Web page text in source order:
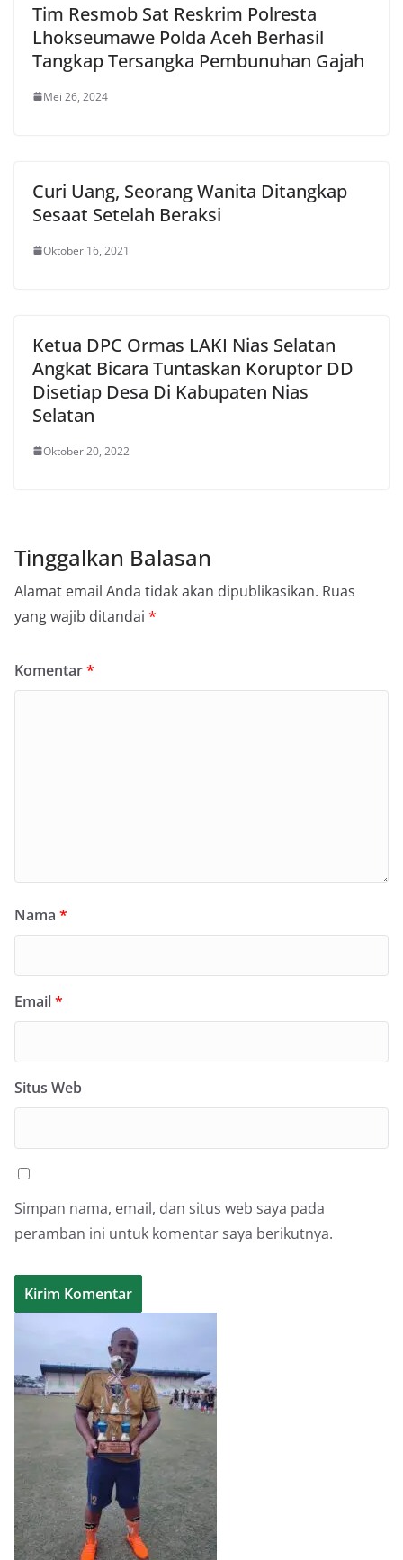
Tim Resmob Sat Reskrim Polresta
Lhokseumawe Polda Aceh Berhasil
Tangkap Tersangka Pembunuhan Gajah
Mei 26, 2024
Curi Uang, Seorang Wanita Ditangkap
Sesaat Setelah Beraksi
Oktober 16, 2021
Ketua DPC Ormas LAKI Nias Selatan
Angkat Bicara Tuntaskan Koruptor DD
Disetiap Desa Di Kabupaten Nias
Selatan
Oktober 20, 2022
Tinggalkan Balasan
Alamat email Anda tidak akan dipublikasikan. Ruas
yang wajib ditandai *
Komentar*
Nama *
Email*
Situs Web
Simpan nama, email, dan situs web saya pada
peramban ini untuk komentar saya berikutnya.